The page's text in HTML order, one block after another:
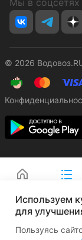
Мы в соцсетях
© 2026
Используем
для
Пользуясь